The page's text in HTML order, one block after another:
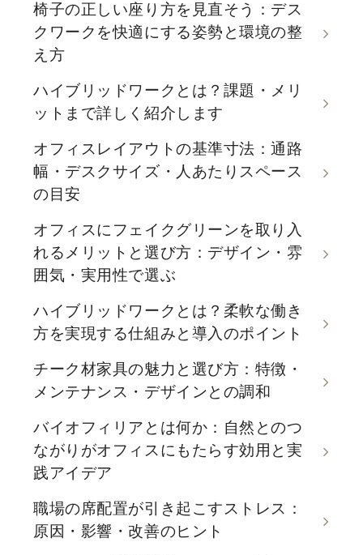
椅子の正しい座り方を見直そう：デス
クワークを快適にする姿勢と環境の整
え方
ハイブリッドワークとは？課題・メリ
ットまで詳しく紹介します
オフィスレイアウトの基準寸法：通路
幅・デスクサイズ・人あたりスペース
の目安
オフィスにフェイクグリーンを取り入
れるメリットと選び方：デザイン・雰
囲気・実用性で選ぶ
ハイブリッドワークとは？柔軟な働き
方を実現する仕組みと導入のポイント
チーク材家具の魅力と選び方：特徴・
メンテナンス・デザインとの調和
バイオフィリアとは何か：自然とのつ
ながりがオフィスにもたらす効用と実
践アイデア
職場の席配置が引き起こすストレス：
原因・影響・改善のヒント